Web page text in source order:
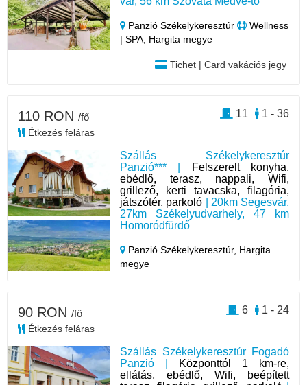
Panzió Székelykeresztúr
Wellness
| SPA, Hargita megye
Tichet | Card vakációs jegy
Szállás Székelykeresztúr
Panzió*** |
Felszerelt konyha,
ebédlő, terasz, nappali, Wifi,
grillező, kerti tavacska, filagória,
játszótér, parkoló | 20km Segesvár,
27km Székelyudvarhely, 47 km
Homoródfürdő
Panzió Székelykeresztúr, Hargita
megye
110 RON /fő
Étkezés feláras
1 - 36
11
Szállás Székelykeresztúr Fogadó
Panzió |
Központtól 1 km-re,
ellátás, ebédlő, Wifi, beépített
90 RON /fő
Étkezés feláras
1 - 24
6